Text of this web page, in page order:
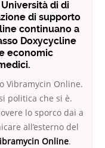
di di
di supporto
continuano a
Doxycycline
economic
Vibramycin Online.
politica che si è.
lo sporco dai a
all’esterno del
Online.